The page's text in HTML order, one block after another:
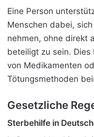
Eine Person
Menschen dabei,
nehmen, ohne direkt
beteiligt zu sein.
von Medikamenten
Tötungsmethoden
Gesetzliche
Sterbehilfe in